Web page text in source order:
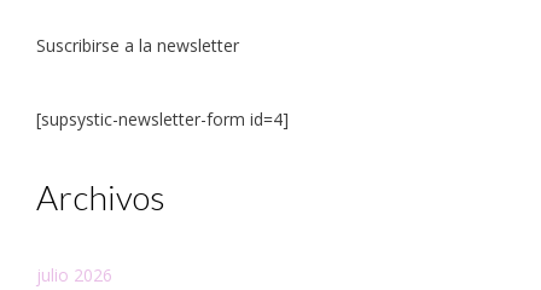
Suscribirse a la newsletter
[supsystic-newsletter-form id=4]
Archivos
julio 2026